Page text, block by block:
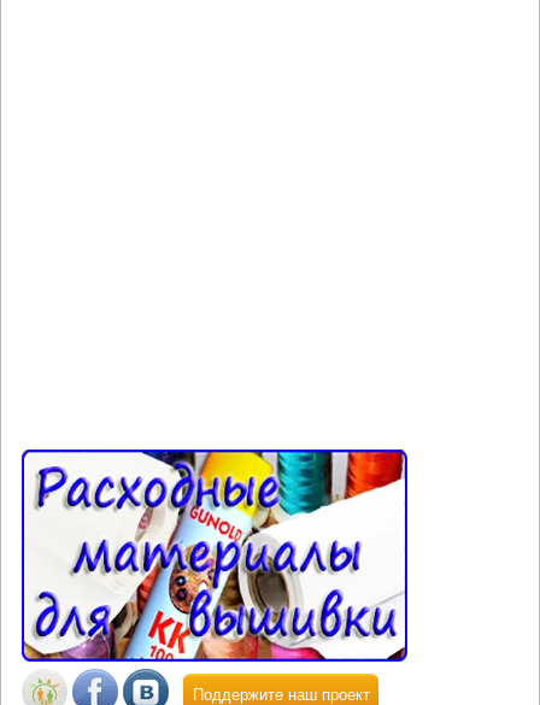
Поддержите наш проект